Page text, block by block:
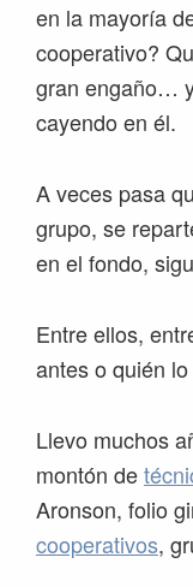
en la mayoría
cooperativo?
gran engaño…
cayendo en él.
A veces pasa
grupo, se
en el fondo,
Entre ellos,
antes o quién
Llevo muchos
montón de
Aronson, folio
cooperativos,